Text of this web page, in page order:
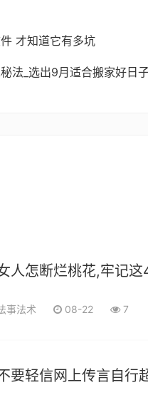
才知道它有多坑
法_选出9月适合搬家好日
人怎断烂桃花,牢记
事法术 08-22 7
要轻信网上传言自行